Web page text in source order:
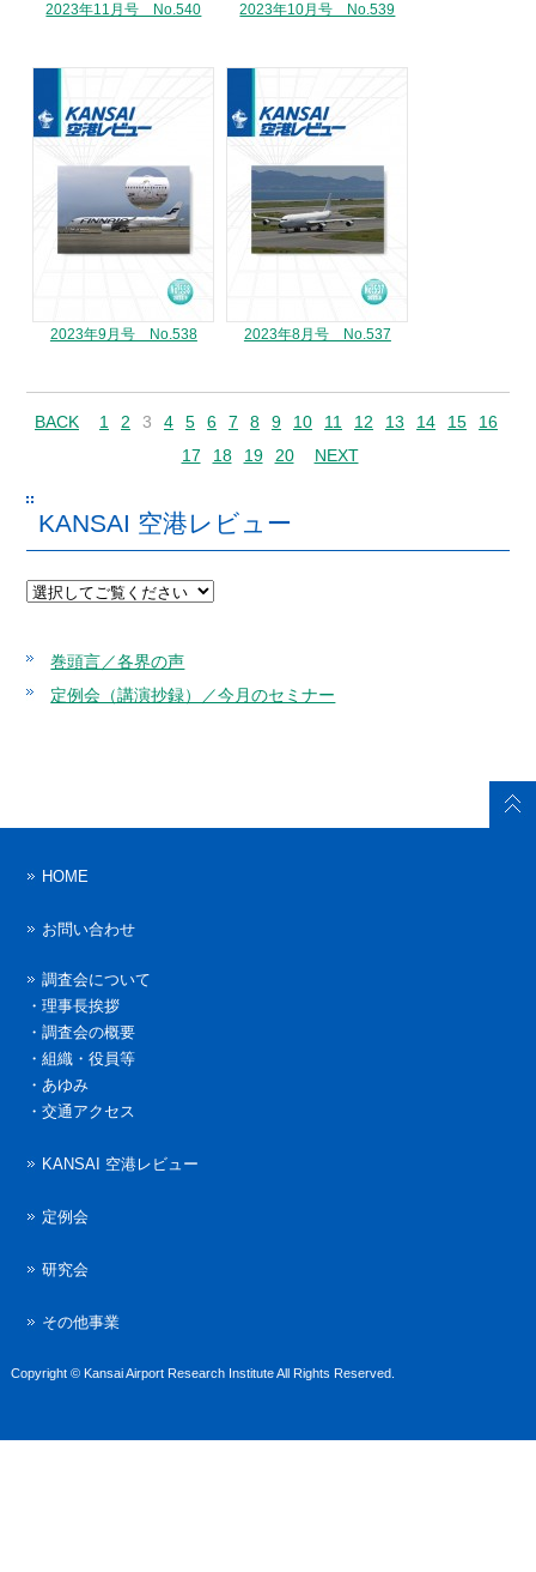
2023年11月号 No.540 2023年10月号 No.539
2023年9月号 No.538 2023年8月号 No.537
BACK 1 2 3 4 5 6 7 8 9 10 11 12 13 14 15
16
17
18 19 20 NEXT
KANSAI 空港レビュー
巻頭言／各界の声
定例会（講演抄録）／今月のセミナー
HOME
お問い合わせ
調査会について
・理事長挨拶
・調査会の概要
・組織・役員等
・あゆみ
・交通アクセス
KANSAI 空港レビュー
定例会
研究会
その他事業
Copyright © Kansai Airport Research Institute All Rights Reserved.